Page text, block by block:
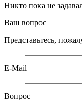
Никто пока не
Ваш вопрос
Представьтесь,
E-Mail
Вопрос